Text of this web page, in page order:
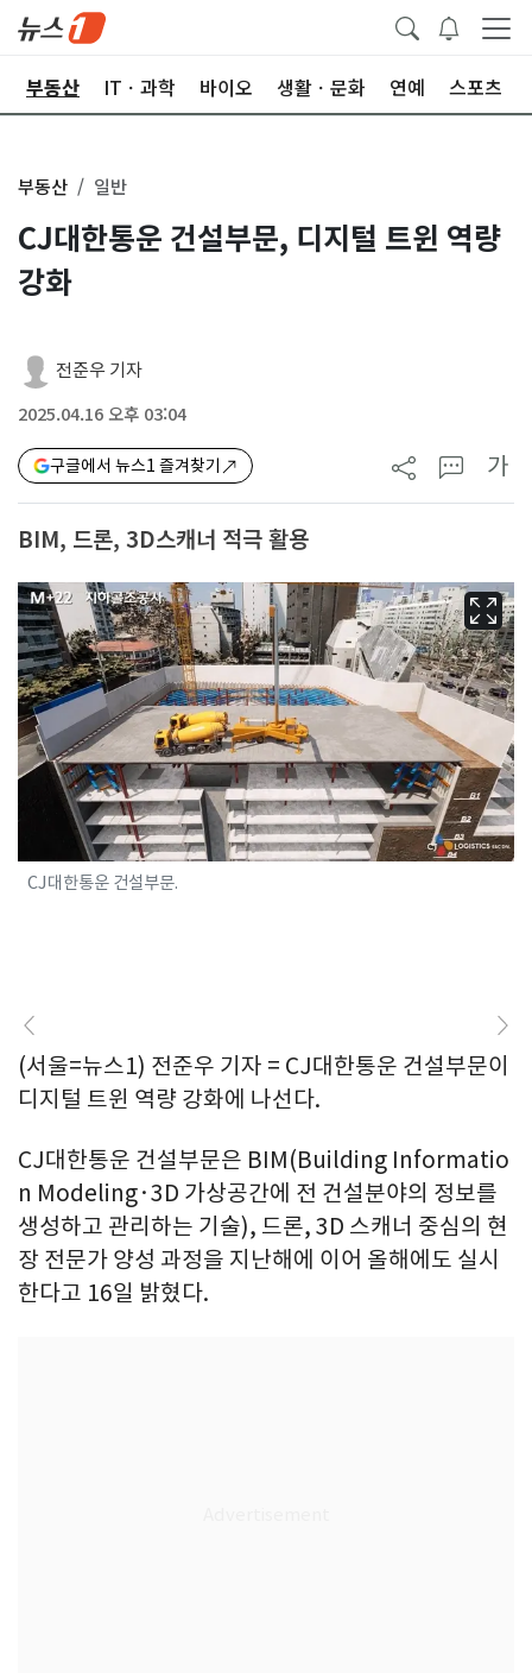
부동산 ITㆍ과학 바이오 생활ㆍ문화 연예 스포츠
부동산 일반
CJ대한통운 건설부문, 디지털 트윈 역량
강화
전준우 기자
2025.04.16 오후 03:04
구글에서 뉴스1 즐겨찾기 가
BIM, 드론, 3D스캐너 적극 활용
CJ대한통운 건설부문.
(서울=뉴스1) 전준우 기자 = CJ대한통운 건설부문이
디지털 트윈 역량 강화에 나선다.
CJ대한통운 건설부문은 BIM(Building Informatio
n Modeling·3D 가상공간에 전 건설분야의 정보를
생성하고 관리하는 기술), 드론, 3D 스캐너 중심의 현
장 전문가 양성 과정을 지난해에 이어 올해에도 실시
한다고 16일 밝혔다.